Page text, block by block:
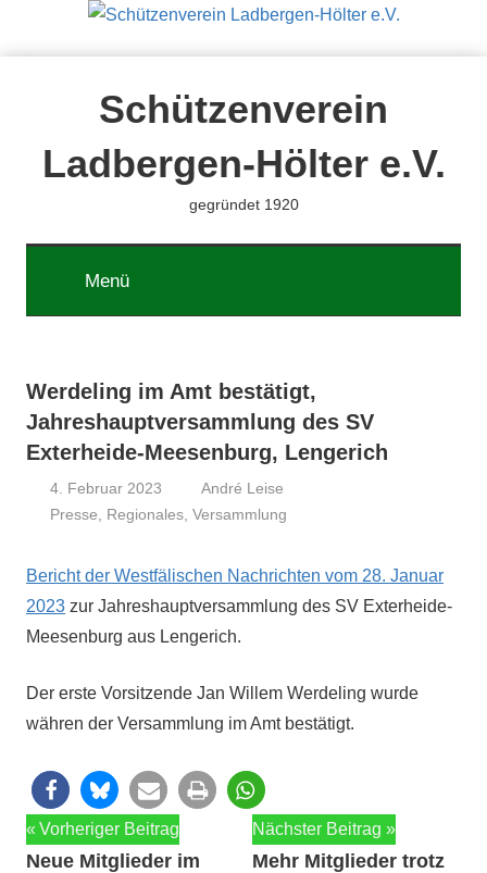
Schützenverein
Ladbergen-Hölter e.V.
gegründet 1920
Menü
Werdeling im Amt bestätigt,
Jahreshauptversammlung des SV
Exterheide-Meesenburg, Lengerich
4. Februar 2023
André Leise
Presse
Regionales ,Versammlung
Bericht der West­fälis­chen Nachricht­en vom 28. Jan­u­ar
2023 zur Jahre­shauptver­samm­lung des SV Exter­hei­de-
Meesen­burg aus Lengerich.
Der erste Vor­sitzende Jan Willem Werdel­ing wurde
währen der Ver­samm­lung im Amt bestätigt.
Beitragsnavigation
Vorheriger Beitrag
Neue Mitglieder im
Nächster Beitrag
Mehr Mitglieder trotz